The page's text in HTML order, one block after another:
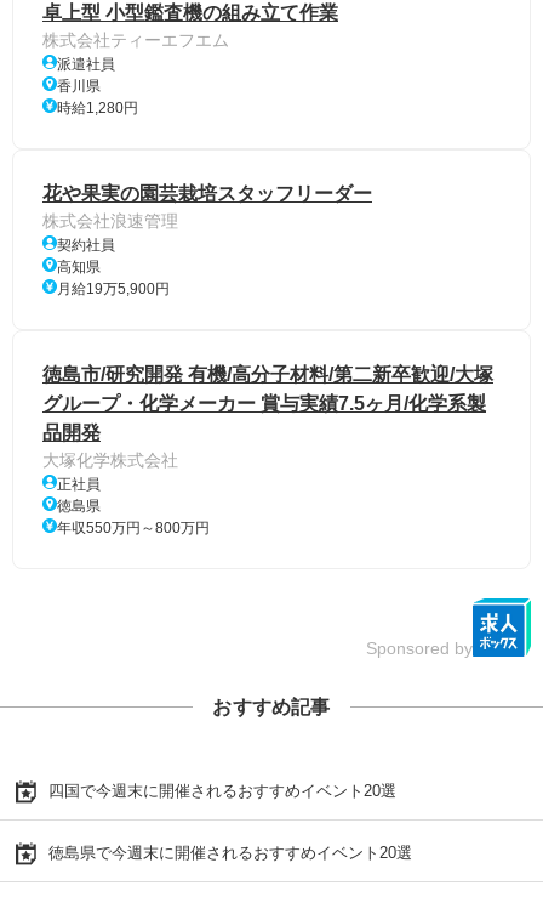
卓上型 小型鑑査機の組み立て作業
株式会社ティーエフエム
派遣社員
香川県
時給1,280円
花や果実の園芸栽培スタッフリーダー
株式会社浪速管理
契約社員
高知県
月給19万5,900円
徳島市/研究開発 有機/高分子材料/第二新卒歓迎/大塚
グループ・化学メーカー 賞与実績7.5ヶ月/化学系製
品開発
大塚化学株式会社
正社員
徳島県
年収550万円～800万円
Sponsored by
おすすめ記事
四国で今週末に開催されるおすすめイベント20選
徳島県で今週末に開催されるおすすめイベント20選